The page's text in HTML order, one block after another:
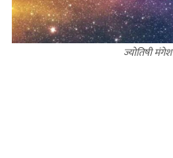
ज्योतिषी